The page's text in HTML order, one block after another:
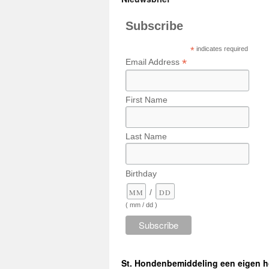
Subscribe
* indicates required
Email Address *
First Name
Last Name
Birthday
/
( mm / dd )
St. Hondenbemiddeling een eigen